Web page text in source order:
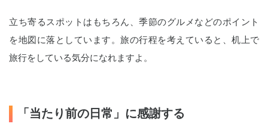
立ち寄るスポットはもちろん、季節のグルメなどのポイント
を地図に落としています。旅の行程を考えていると、机上で
旅行をしている気分になれますよ。
「当たり前の日常」に感謝する